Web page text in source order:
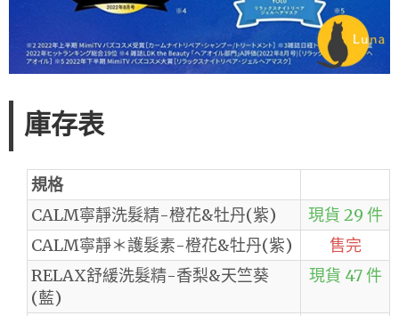
庫存表
規格
CALM寧靜洗髮精-橙花&牡丹(紫)
現貨 29 件
CALM寧靜＊護髮素-橙花&牡丹(紫)
售完
RELAX舒緩洗髮精-香梨&天竺葵
(藍)
現貨 47 件